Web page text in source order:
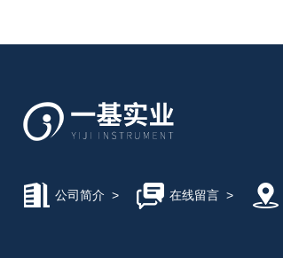
公司简介 > 在线留言>